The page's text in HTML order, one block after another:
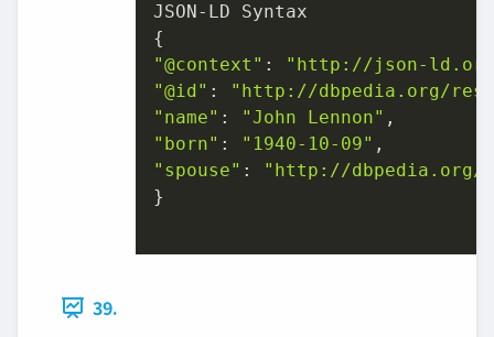
JSON-LD Syntax
"@context" :
"http://json-
"@id" :
"http://dbpedia.org/
"name" : "John Lennon"
"born" : "1940-10-09"
"spouse" :
"http://dbpedia.org/
}
39.